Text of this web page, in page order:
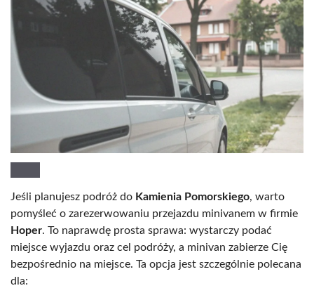
Jeśli planujesz podróż do Kamienia Pomorskiego, warto
pomyśleć o zarezerwowaniu przejazdu minivanem w firmie
Hoper. To naprawdę prosta sprawa: wystarczy podać
miejsce wyjazdu oraz cel podróży, a minivan zabierze Cię
bezpośrednio na miejsce. Ta opcja jest szczególnie polecana
dla: